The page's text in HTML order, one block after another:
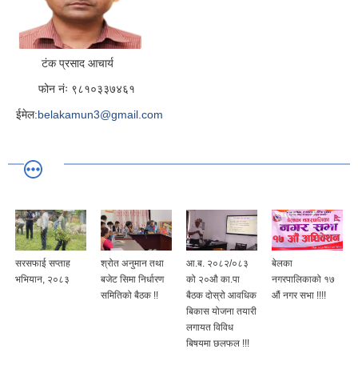
टंक प्रसाद आचार्य
फोन नंः ९८१०३३७४६१
ईमेल:belakamun3@gmail.com
सरसफाई सप्ताह
भभियान, २०८३
श्रोत अनुमान तथा
बजेट सिमा निर्धारण
समितिको बैठक !!
आ.ब. २०८२/०८३
को २०औ का.पा
बैठक दोस्रो आवधिक
बिकास योजना तयारी
लगायत विविध
बिषयमा छलफल !!!
बेलका
नगरपालिकाको १७
औं नगर सभा !!!!